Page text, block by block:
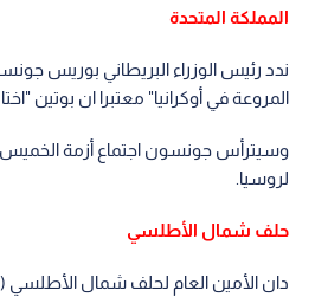
المملكة المتحدة
ندد رئيس الوزراء البريطاني بوريس
المروعة في أوكرانيا" معتبرا ان بوتين
وسيترأس جونسون اجتماع أزمة الخميس
لروسيا.
حلف شمال الأطلسي
دان الأمين العام لحلف شمال الأطلسي